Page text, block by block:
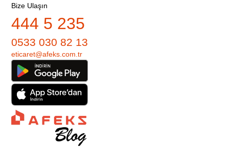
Bize Ulaşın
444 5 235
0533 030 82 13
eticaret@afeks.com.tr